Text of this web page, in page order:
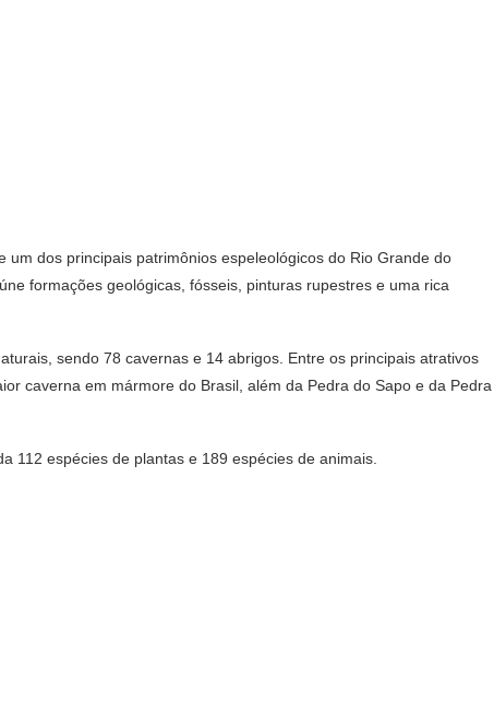
dos principais patrimônios espeleológicos do Rio Grande do
formações geológicas, fósseis, pinturas rupestres e uma rica
sendo 78 cavernas e 14 abrigos. Entre os principais atrativos
caverna em mármore do Brasil, além da Pedra do Sapo e da Pedra
112 espécies de plantas e 189 espécies de animais.